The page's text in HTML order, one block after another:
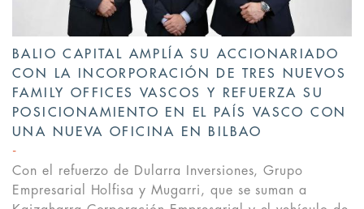
BALIO CAPITAL AMPLÍA SU ACCIONARIADO
CON LA INCORPORACIÓN DE TRES NUEVOS
FAMILY OFFICES VASCOS Y REFUERZA SU
POSICIONAMIENTO EN EL PAÍS VASCO CON
UNA NUEVA OFICINA EN BILBAO
Con el refuerzo de Dularra Inversiones, Grupo
Empresarial Holfisa y Mugarri, que se suman a